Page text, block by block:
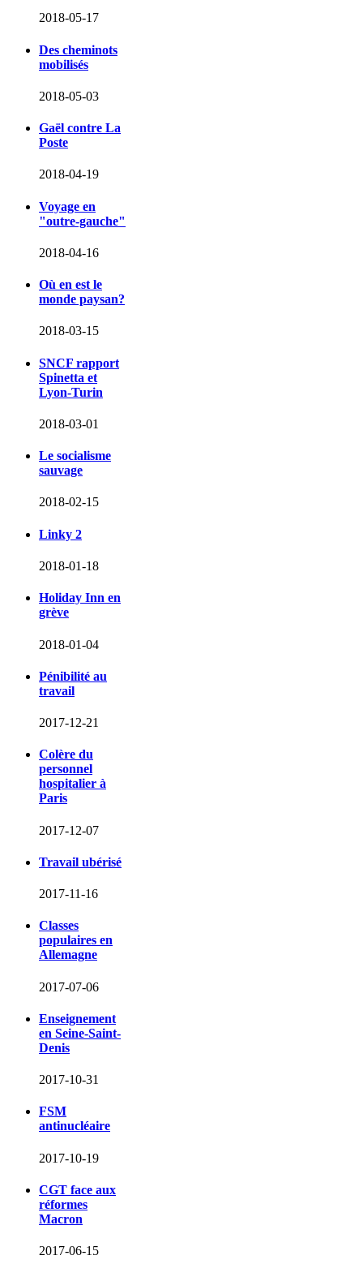
2018-05-17
Des cheminots
mobilisés
2018-05-03
Gaël contre La
Poste
2018-04-19
Voyage en
"outre-gauche"
2018-04-16
Où en est le
monde paysan?
2018-03-15
SNCF rapport
Spinetta et
Lyon-Turin
2018-03-01
Le socialisme
sauvage
2018-02-15
Linky 2
2018-01-18
Holiday Inn en
grève
2018-01-04
Pénibilité au
travail
2017-12-21
Colère du
personnel
hospitalier à
Paris
2017-12-07
Travail ubérisé
2017-11-16
Classes
populaires en
Allemagne
2017-07-06
Enseignement
en Seine-Saint-
Denis
2017-10-31
FSM
antinucléaire
2017-10-19
CGT face aux
réformes
Macron
2017-06-15